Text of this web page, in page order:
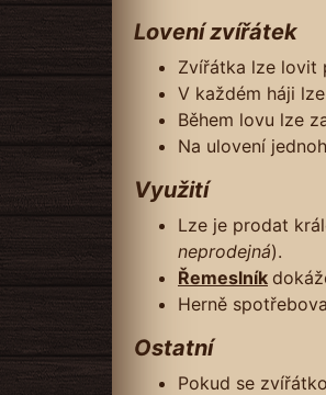
Lovení zvířátek
Zvířátka lze lovit
V každém háji
Během lovu lze
Na ulovení
Využití
Lze je prodat
neprodejná).
Řemeslník
Herně
Ostatní
Pokud se